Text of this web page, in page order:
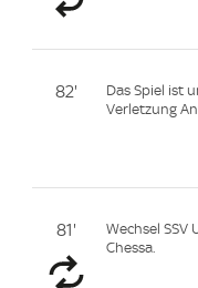
82'
Das Spiel ist
Verletzung
81'
Wechsel SSV
Chessa.